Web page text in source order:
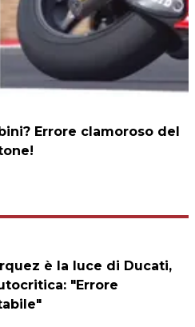
Errore clamoroso del
è la luce di Ducati,
"Errore